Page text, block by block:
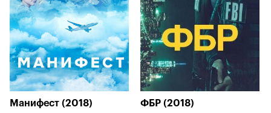
Манифест (2018) ФБР (2018)